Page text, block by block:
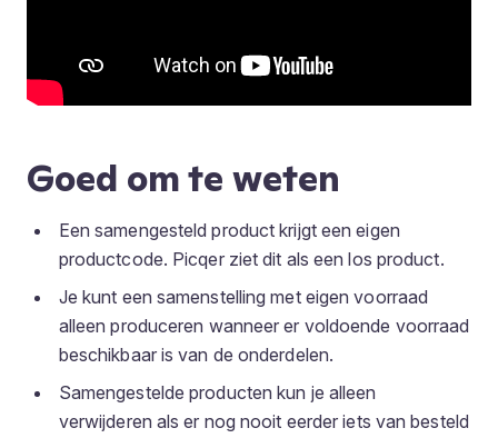
Goed om te weten
Een samengesteld product krijgt een eigen
productcode. Picqer ziet dit als een los product.
Je kunt een samenstelling met eigen voorraad
alleen produceren wanneer er voldoende voorraad
beschikbaar is van de onderdelen.
Samengestelde producten kun je alleen
verwijderen als er nog nooit eerder iets van besteld